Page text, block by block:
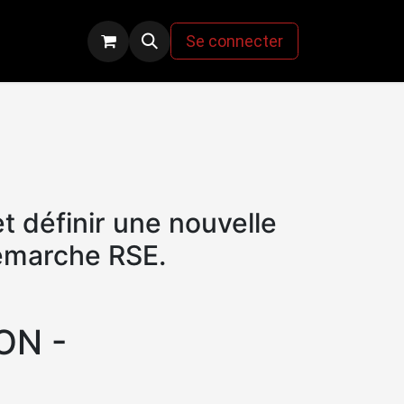
Se connecter
définir une nouvelle
RSE.
-